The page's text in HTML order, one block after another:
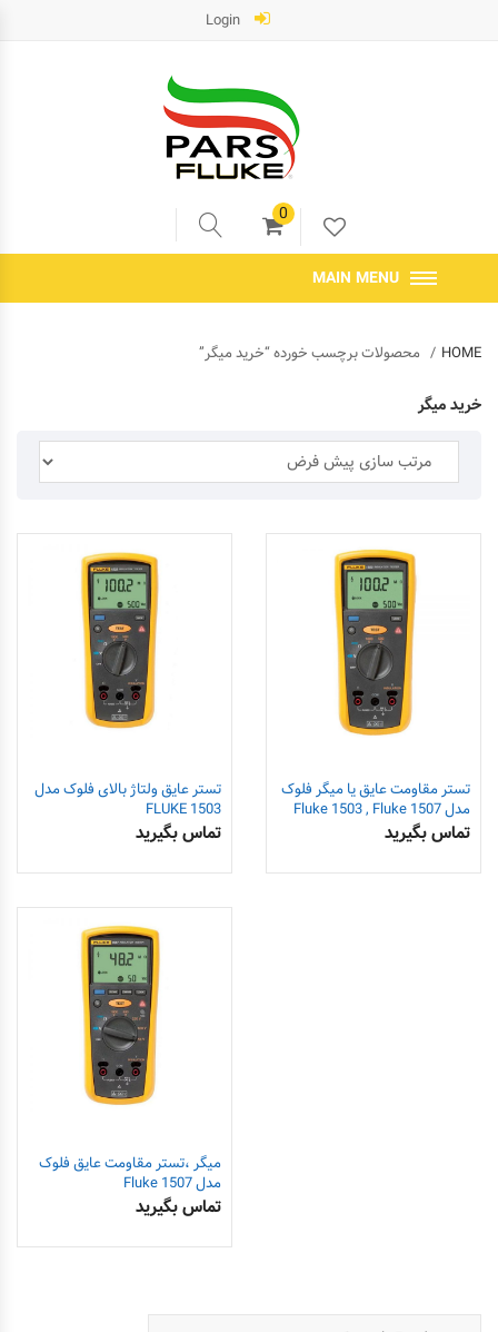
0
MAIN MENU
HOME محصولات برچسب خورده “خرید میگر”
خرید میگر
تستر عایق ولتاژ بالای فلوک مدل
FLUKE 1503
تماس بگیرید
تستر مقاومت عایق یا میگر فلوک
مدل Fluke 1503 , Fluke 1507
تماس بگیرید
میگر ،تستر مقاومت عایق فلوک
مدل Fluke 1507
تماس بگیرید